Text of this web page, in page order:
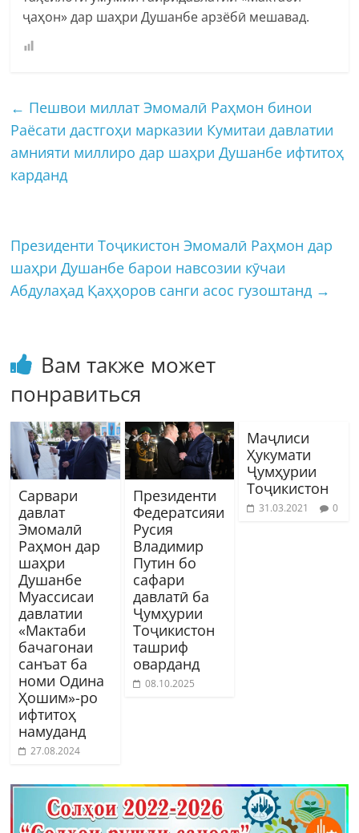
ҷаҳон» дар шаҳри Душанбе арзёбӣ мешавад.
← Пешвои миллат Эмомалӣ Раҳмон бинои
Раёсати дастгоҳи марказии Кумитаи давлатии
амнияти миллиро дар шаҳри Душанбе ифтитоҳ
карданд
Президенти Тоҷикистон Эмомалӣ Раҳмон дар
шаҳри Душанбе барои навсозии кӯчаи
Абдулаҳад Қаҳҳоров санги асос гузоштанд →
Вам также может
понравиться
Сарвари
давлат
Эмомалӣ
Раҳмон дар
шаҳри
Душанбе
Муассисаи
давлатии
«Мактаби
бачагонаи
санъат ба
номи Одина
Ҳошим»-ро
ифтитоҳ
намуданд
27.08.2024
Президенти
Федератсияи
Русия
Владимир
Путин бо
сафари
давлатӣ ба
Ҷумҳурии
Тоҷикистон
ташриф
оварданд
08.10.2025
Маҷлиси
Ҳукумати
Ҷумҳурии
Тоҷикистон
31.03.2021 0